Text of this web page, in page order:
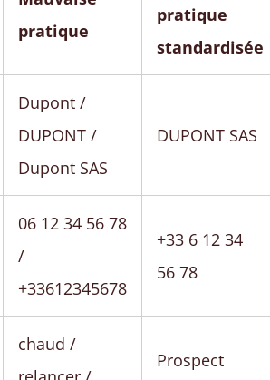
pratique
pratique
standardisée
Dupont /
DUPONT /
Dupont SAS
DUPONT SAS
06 12 34 56 78
/
+33612345678
+33 6 12 34
56 78
chaud /
Prospect